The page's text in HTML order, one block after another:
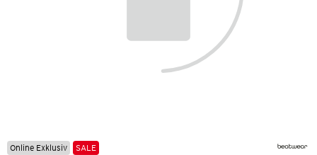
Online Exklusiv SALE